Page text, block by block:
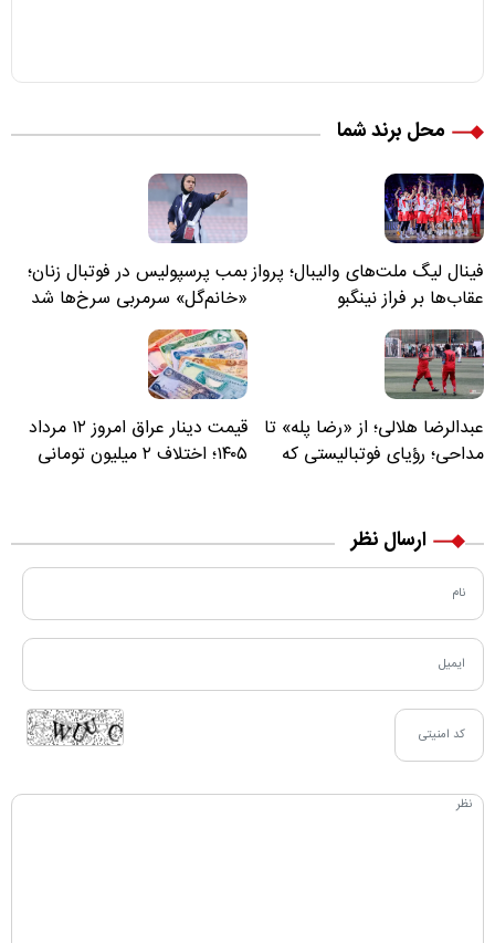
محل برند شما
فینال لیگ ملت‌های والیبال؛ پرواز
عقاب‌ها بر فراز نینگبو
بمب پرسپولیس در فوتبال زنان؛
«خانم‌گل» سرمربی سرخ‌ها شد
عبدالرضا هلالی؛ از «رضا پله» تا
مداحی؛ رؤیای فوتبالیستی که
قیمت دینار عراق امروز ۱۲ مرداد
۱۴۰۵؛ اختلاف ۲ میلیون تومانی
ارسال نظر